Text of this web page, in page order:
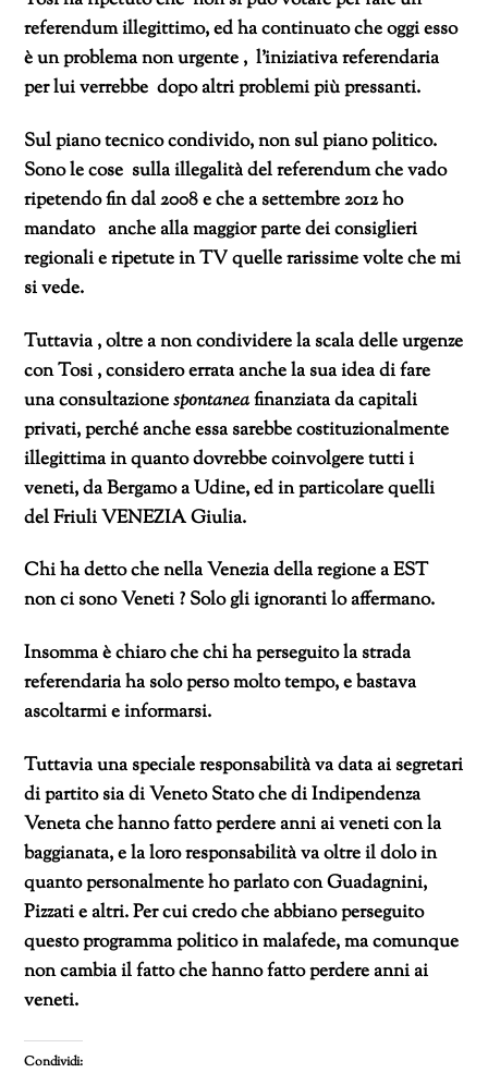
referendum illegittimo, ed ha continuato che oggi esso
è un problema non urgente , l’iniziativa referendaria
per lui verrebbe dopo altri problemi più pressanti.
Sul piano tecnico condivido, non sul piano politico.
Sono le cose sulla illegalità del referendum che vado
ripetendo fin dal 2008 e che a settembre 2012 ho
mandato anche alla maggior parte dei consiglieri
regionali e ripetute in TV quelle rarissime volte che mi
si vede.
Tuttavia , oltre a non condividere la scala delle urgenze
con Tosi , considero errata anche la sua idea di fare
una consultazionespontaneafinanziata da capitali
privati, perché anche essa sarebbe costituzionalmente
illegittima in quanto dovrebbe coinvolgere tutti i
veneti, da Bergamo a Udine, ed in particolare quelli
del Friuli VENEZIA Giulia.
Chi ha detto che nella Venezia della regione a EST
non ci sono Veneti ? Solo gli ignoranti lo affermano.
Insomma è chiaro che chi ha perseguito la strada
referendaria ha solo perso molto tempo, e bastava
ascoltarmi e informarsi.
Tuttavia una speciale responsabilità va data ai segretari
di partito sia di Veneto Stato che di Indipendenza
Veneta che hanno fatto perdere anni ai veneti con la
baggianata, e la loro responsabilità va oltre il dolo in
quanto personalmente ho parlato con Guadagnini,
Pizzati e altri. Per cui credo che abbiano perseguito
questo programma politico in malafede, ma comunque
non cambia il fatto che hanno fatto perdere anni ai
veneti.
Condividi: